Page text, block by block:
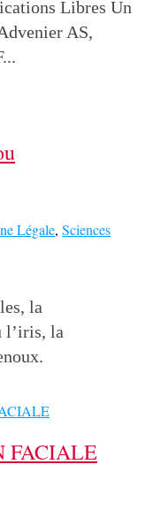
Libres Un
AS,
Légale, Sciences
la
l’iris, la
FACIALE